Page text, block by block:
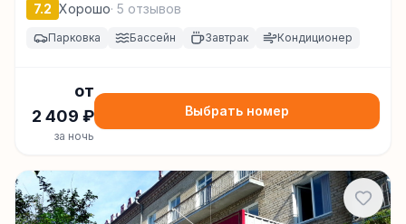
7.2 Хорошо· 5 отзывов
Парковка Бассейн Завтрак Кондиционер
от
2 409 ₽
за ночь
Выбрать номер